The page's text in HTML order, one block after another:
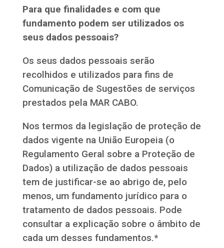
Para que finalidades e com que
fundamento podem ser utilizados os
seus dados pessoais?
Os seus dados pessoais serão
recolhidos e utilizados para fins de
Comunicação de Sugestões de serviços
prestados pela MAR CABO.
Nos termos da legislação de proteção de
dados vigente na União Europeia (o
Regulamento Geral sobre a Proteção de
Dados) a utilização de dados pessoais
tem de justificar-se ao abrigo de, pelo
menos, um fundamento jurídico para o
tratamento de dados pessoais. Pode
consultar a explicação sobre o âmbito de
cada um desses fundamentos.*